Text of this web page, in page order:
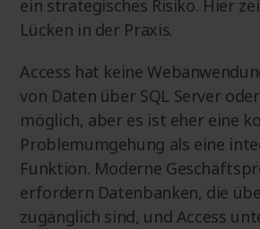
ein strategisches Risiko. Hier
Lücken in der Praxis.
Access hat keine
von Daten über SQL Server
möglich, aber es ist eher eine
Problemumgehung als eine
Funktion. Moderne
erfordern Datenbanken, die
zugänglich sind, und Access